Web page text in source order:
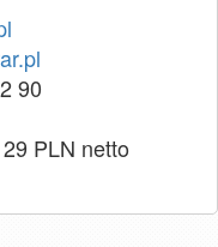
90
PLN netto